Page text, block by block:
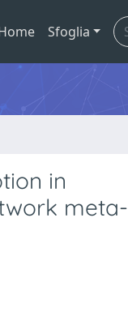
Sfoglia
in
meta-